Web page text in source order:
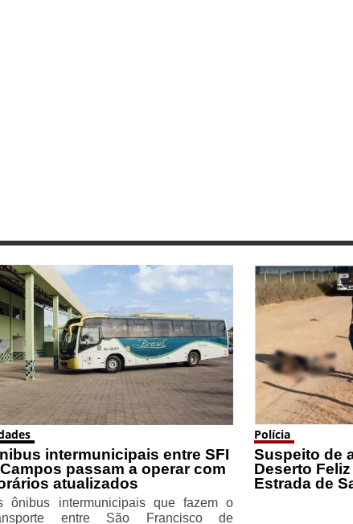
intermunicipais entre SFI
passam a operar com
atualizados
ônibus intermunicipais que fazem o
entre São Francisco de
Polícia
Suspeito de
Deserto
Estrada de